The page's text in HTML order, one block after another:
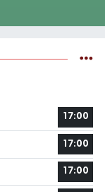
17:00
17:00
17:00